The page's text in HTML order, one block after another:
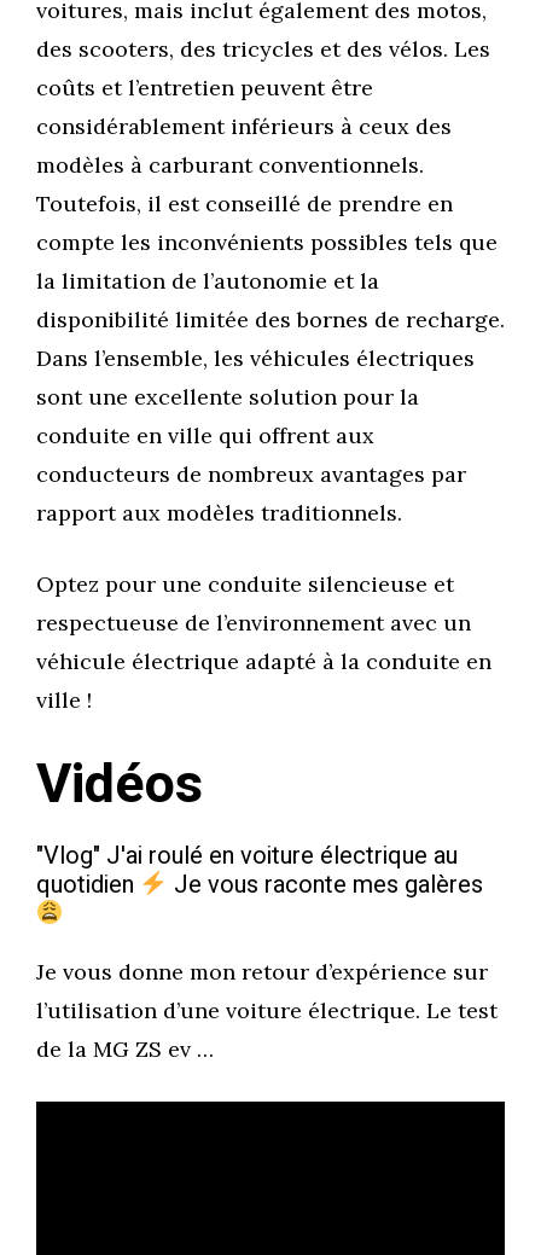
voitures, mais inclut également des motos,
des scooters, des tricycles et des vélos. Les
coûts et l’entretien peuvent être
considérablement inférieurs à ceux des
modèles à carburant conventionnels.
Toutefois, il est conseillé de prendre en
compte les inconvénients possibles tels que
la limitation de l’autonomie et la
disponibilité limitée des bornes de recharge.
Dans l’ensemble, les véhicules électriques
sont une excellente solution pour la
conduite en ville qui offrent aux
conducteurs de nombreux avantages par
rapport aux modèles traditionnels.
Optez pour une conduite silencieuse et
respectueuse de l’environnement avec un
véhicule électrique adapté à la conduite en
ville !
Vidéos
"Vlog" J'ai roulé en voiture électrique au
quotidien
Je vous raconte mes galères
Je vous donne mon retour d’expérience sur
l’utilisation d’une voiture électrique. Le test
de la MG ZS ev …